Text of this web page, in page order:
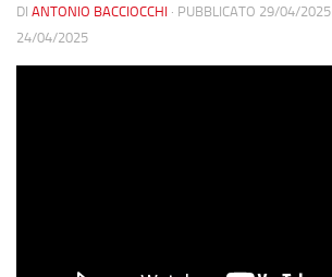
DI ANTONIO BACCIOCCHI · PUBBLICATO 29/04/2025
24/04/2025